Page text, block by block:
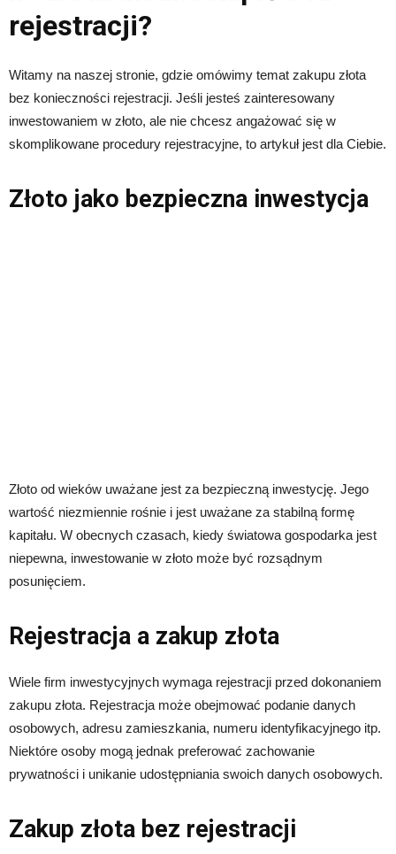
rejestracji?
Witamy na naszej stronie, gdzie omówimy temat zakupu złota
bez konieczności rejestracji. Jeśli jesteś zainteresowany
inwestowaniem w złoto, ale nie chcesz angażować się w
skomplikowane procedury rejestracyjne, to artykuł jest dla Ciebie.
Złoto jako bezpieczna inwestycja
Złoto od wieków uważane jest za bezpieczną inwestycję. Jego
wartość niezmiennie rośnie i jest uważane za stabilną formę
kapitału. W obecnych czasach, kiedy światowa gospodarka jest
niepewna, inwestowanie w złoto może być rozsądnym
posunięciem.
Rejestracja a zakup złota
Wiele firm inwestycyjnych wymaga rejestracji przed dokonaniem
zakupu złota. Rejestracja może obejmować podanie danych
osobowych, adresu zamieszkania, numeru identyfikacyjnego itp.
Niektóre osoby mogą jednak preferować zachowanie
prywatności i unikanie udostępniania swoich danych osobowych.
Zakup złota bez rejestracji